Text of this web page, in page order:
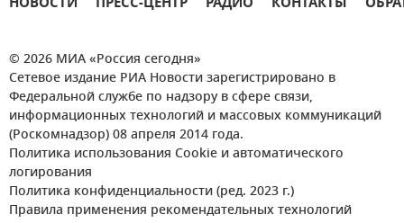
© 2026 МИА «Россия сегодня»
Сетевое издание РИА Новости зарегистрировано в
Федеральной службе по надзору в сфере связи,
информационных технологий и массовых коммуникаций
(Роскомнадзор) 08 апреля 2014 года.
Политика использования Cookie и автоматического
логирования
Политика конфиденциальности (ред. 2023 г.)
Правила применения рекомендательных технологий